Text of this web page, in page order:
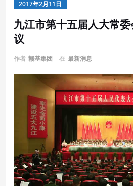
2017年2月11日
九江市第十五届人大常
议
作者 赣基集团 在 最新消息